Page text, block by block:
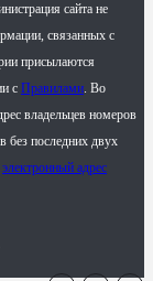
сайта не
связанных с
присылаются
с Правилами. Во
владельцев номеров
без последних двух
электронный адрес